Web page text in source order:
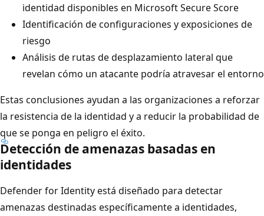
identidad disponibles en Microsoft Secure Score
Identificación de configuraciones y exposiciones de
riesgo
Análisis de rutas de desplazamiento lateral que
revelan cómo un atacante podría atravesar el entorno
Estas conclusiones ayudan a las organizaciones a reforzar
la resistencia de la identidad y a reducir la probabilidad de
que se ponga en peligro el éxito.
Detección de amenazas basadas en
identidades
Defender for Identity está diseñado para detectar
amenazas destinadas específicamente a identidades,